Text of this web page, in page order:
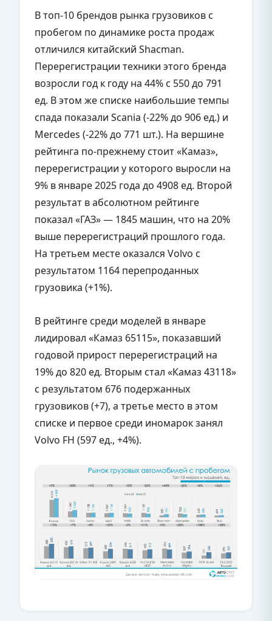
В топ-10 брендов рынка грузовиков с
пробегом по динамике роста продаж
отличился китайский Shacman.
Перерегистрации техники этого бренда
возросли год к году на 44% с 550 до 791
ед. В этом же списке наибольшие темпы
спада показали Scania (-22% до 906 ед.) и
Mercedes (-22% до 771 шт.). На вершине
рейтинга по-прежнему стоит «Камаз»,
перерегистрации у которого выросли на
9% в январе 2025 года до 4908 ед. Второй
результат в абсолютном рейтинге
показал «ГАЗ» — 1845 машин, что на 20%
выше перерегистраций прошлого года.
На третьем месте оказался Volvo с
результатом 1164 перепроданных
грузовика (+1%).
В рейтинге среди моделей в январе
лидировал «Камаз 65115», показавший
годовой прирост перерегистраций на
19% до 820 ед. Вторым стал «Камаз 43118»
с результатом 676 подержанных
грузовиков (+7), а третье место в этом
списке и первое среди иномарок занял
Volvo FH (597 ед., +4%).